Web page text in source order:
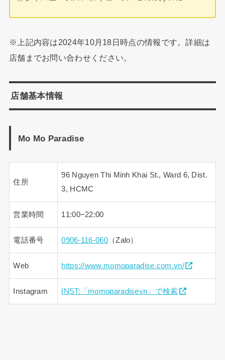
※上記内容は2024年10月18日時点の情報です。詳細は
店舗までお問い合わせください。
店舗基本情報
Mo Mo Paradise
住所
96 Nguyen Thi Minh Khai St., Ward 6, Dist.
3, HCMC
営業時間 11:00−22:00
電話番号 0906-116-060（Zalo）
Web https://www.momoparadise.com.vn/
Instagram INST:「momoparadisevn」で検索